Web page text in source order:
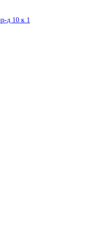
д 10 к 1